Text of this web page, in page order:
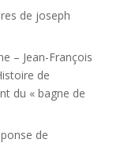
de joseph
– Jean-François
de
du « bagne de
de